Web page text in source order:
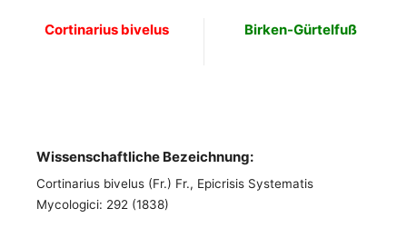
Cortinarius bivelus Birken-Gürtelfuß
Wissenschaftliche Bezeichnung:
Cortinarius bivelus (Fr.) Fr., Epicrisis Systematis
Mycologici: 292 (1838)